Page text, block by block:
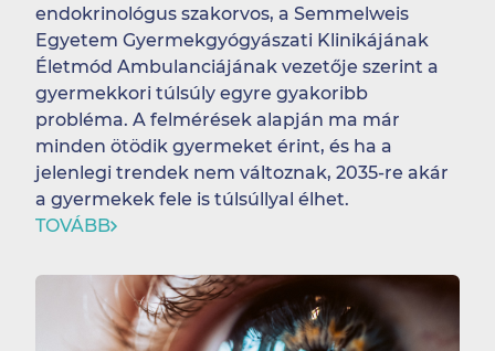
endokrinológus szakorvos, a Semmelweis
Egyetem Gyermekgyógyászati Klinikájának
Életmód Ambulanciájának vezetője szerint a
gyermekkori túlsúly egyre gyakoribb
probléma. A felmérések alapján ma már
minden ötödik gyermeket érint, és ha a
jelenlegi trendek nem változnak, 2035-re akár
a gyermekek fele is túlsúllyal élhet.
TOVÁBB